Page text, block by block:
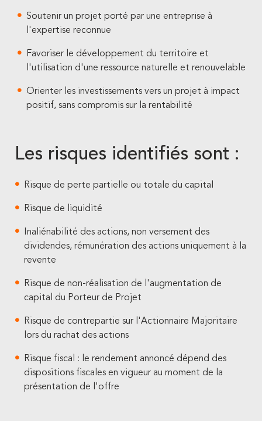
Soutenir un projet porté par une entreprise à
l'expertise reconnue
Favoriser le développement du territoire et
l'utilisation d'une ressource naturelle et renouvelable
Orienter les investissements vers un projet à impact
positif, sans compromis sur la rentabilité
Les risques identifiés sont :
Risque de perte partielle ou totale du capital
Risque de liquidité
Inaliénabilité des actions, non versement des
dividendes, rémunération des actions uniquement à la
revente
Risque de non-réalisation de l'augmentation de
capital du Porteur de Projet
Risque de contrepartie sur l'Actionnaire Majoritaire
lors du rachat des actions
Risque fiscal : le rendement annoncé dépend des
dispositions fiscales en vigueur au moment de la
présentation de l'offre